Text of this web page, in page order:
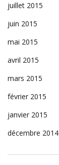
juillet 2015
juin 2015
mai 2015
avril 2015
mars 2015
février 2015
janvier 2015
décembre 2014